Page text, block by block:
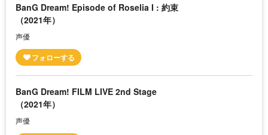
BanG Dream! Episode of Roselia I : 約束
（2021年）
声優
BanG Dream! FILM LIVE 2nd Stage
（2021年）
声優